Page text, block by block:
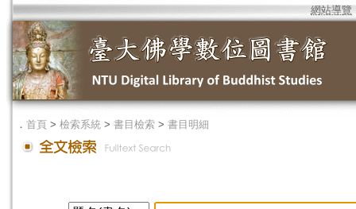
網站導覽
． 首頁 > 檢索系統 > 書目檢索 > 書目明細